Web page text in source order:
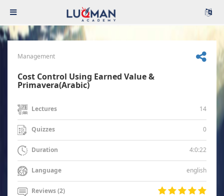
Management
Cost Control Using Earned Value &
Primavera(Arabic)
Lectures 14
Quizzes 0
Duration 4:0:22
Language english
Reviews (2)